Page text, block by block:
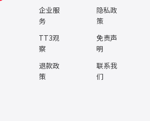
企业服
务
TT3观
察
退款政
策
隐私政
策
免责声
明
联系我
们